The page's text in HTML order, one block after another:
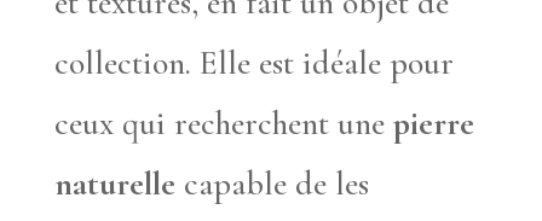
collection. Elle est idéale pour
ceux qui recherchent une pierre
naturelle capable de les